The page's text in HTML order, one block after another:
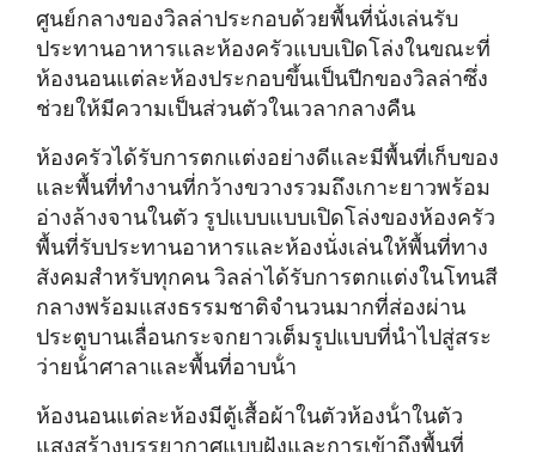
ศูนย์กลางของวิลล่าประกอบด้วยพื้นที่นั่งเล่นรับ
ประทานอาหารและห้องครัวแบบเปิดโล่งในขณะที่
ห้องนอนแต่ละห้องประกอบขึ้นเป็นปีกของวิลล่าซึ่ง
ช่วยให้มีความเป็นส่วนตัวในเวลากลางคืน
ห้องครัวได้รับการตกแต่งอย่างดีและมีพื้นที่เก็บของ
และพื้นที่ทํางานที่กว้างขวางรวมถึงเกาะยาวพร้อม
อ่างล้างจานในตัว รูปแบบแบบเปิดโล่งของห้องครัว
พื้นที่รับประทานอาหารและห้องนั่งเล่นให้พื้นที่ทาง
สังคมสําหรับทุกคน วิลล่าได้รับการตกแต่งในโทนสี
กลางพร้อมแสงธรรมชาติจํานวนมากที่ส่องผ่าน
ประตูบานเลื่อนกระจกยาวเต็มรูปแบบที่นําไปสู่สระ
ว่ายน้ําศาลาและพื้นที่อาบน้ํา
ห้องนอนแต่ละห้องมีตู้เสื้อผ้าในตัวห้องน้ําในตัว
แสงสร้างบรรยากาศแบบฝังและการเข้าถึงพื้นที่